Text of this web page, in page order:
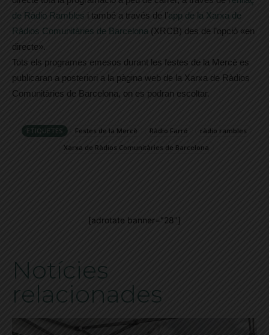
de Ràdio Rambles i també a través de l’app de la Xarxa de
Ràdios Comunitàries de Barcelona (XRCB) des de l’opció «en
directe».
Tots els programes emesos durant les festes de la Mercè es
publicaran a posteriori a la pàgina web de la Xarxa de Ràdios
Comunitàries de Barcelona, on es podran escoltar.
ETIQUETES Festes de la Mercè Ràdio Farró
ràdio rambles
Xarxa de Ràdios Comunitàries de Barcelona
[adrotate banner="28"]
Notícies
relacionades